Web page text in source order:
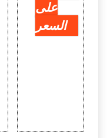
على
السعر